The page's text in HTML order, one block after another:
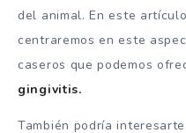
del animal. En este
centraremos en este
caseros que podemos
gingivitis.
También podría